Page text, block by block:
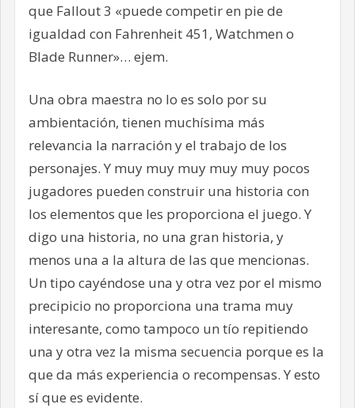
que Fallout 3 «puede competir en pie de
igualdad con Fahrenheit 451, Watchmen o
Blade Runner»… ejem.
Una obra maestra no lo es solo por su
ambientación, tienen muchísima más
relevancia la narración y el trabajo de los
personajes. Y muy muy muy muy muy pocos
jugadores pueden construir una historia con
los elementos que les proporciona el juego. Y
digo una historia, no una gran historia, y
menos una a la altura de las que mencionas.
Un tipo cayéndose una y otra vez por el mismo
precipicio no proporciona una trama muy
interesante, como tampoco un tío repitiendo
una y otra vez la misma secuencia porque es la
que da más experiencia o recompensas. Y esto
sí que es evidente.